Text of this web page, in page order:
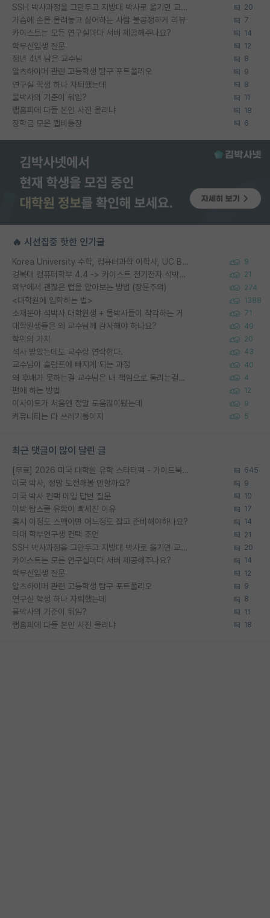
SSH 박사과정을 그만두고 지방대 박사로 옮기면 교수의 꿈은 끝일까요? 20
가슴에 손을 올려놓고 싫어하는 사람 불공정하게 리뷰 7
카이스트는 모든 연구실마다 서버 제공해주나요? 14
학부신입생 질문 12
정년 4년 남은 교수님 8
알츠하이머 관련 고등학생 탐구 포트폴리오 9
연구실 학생 하나 자퇴했는데 8
물박사의 기준이 뭐임? 11
랩홈피에 다들 본인 사진 올리냐 18
장학금 모은 랩비통장 6
🔥 시선집중 핫한 인기글
Korea University 수학, 컴퓨터과학 이학사, UC Berkeley 산업공학 대학원 공학박사가 되는 것은 쉽지 않겠죠? 9
경북대 컴퓨터학부 4.4 -> 카이스트 전기전자 석박사통합과정 합격 21
외부에서 괜찮은 랩을 알아보는 방법 (장문주의) 274
<대학원에 입학하는 법> 1388
소재분야 석박사 대학원생 + 물박사들이 착각하는 거 71
대학원생들은 왜 교수님께 감사해야 하나요? 49
학위의 가치 20
석사 받았는데도 교수랑 연락한다. 43
교수님이 슬럼프에 빠지게 되는 과정 40
왜 후배가 못하는걸 교수님은 내 책임으로 돌리는걸까요? 4
편애 하는 방법 12
이사이트가 처음엔 정말 도움많이됐는데 9
커뮤니티는 다 쓰레기통이지 5
최근 댓글이 많이 달린 글
[무료] 2026 미국 대학원 유학 스타터팩 - 가이드북 & 합격자 컨택메일 템플릿 645
미국 박사, 정말 도전해볼 만할까요? 9
미국 박사 컨택 메일 답변 질문 10
미박 탑스쿨 유학이 빡세진 이유 17
혹시 이정도 스펙이면 어느정도 잡고 준비해야하나요? 14
타대 학부연구생 컨택 조언 21
SSH 박사과정을 그만두고 지방대 박사로 옮기면 교수의 꿈은 끝일까요? 20
카이스트는 모든 연구실마다 서버 제공해주나요? 14
학부신입생 질문 12
알츠하이머 관련 고등학생 탐구 포트폴리오 9
연구실 학생 하나 자퇴했는데 8
물박사의 기준이 뭐임? 11
랩홈피에 다들 본인 사진 올리냐 18